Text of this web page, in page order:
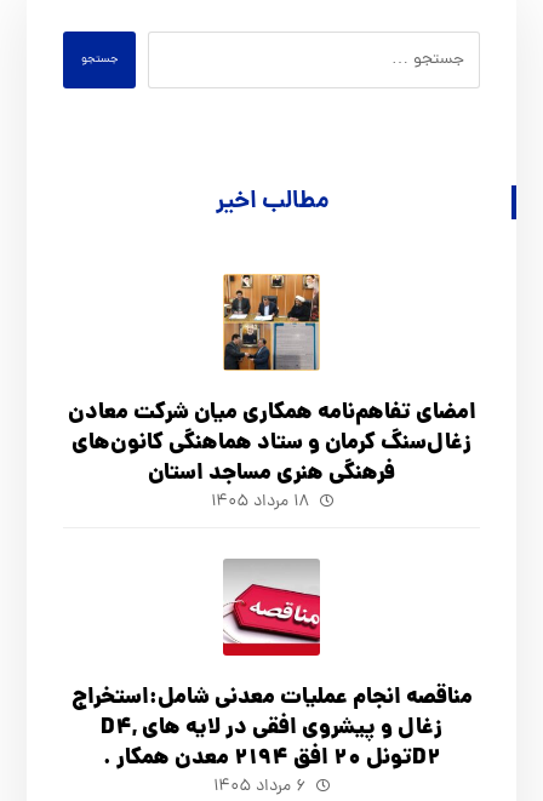
جستجو
مطالب اخیر
امضای تفاهم‌نامه همکاری میان شرکت معادن
زغال‌سنگ کرمان و ستاد هماهنگی کانون‌های
فرهنگی هنری مساجد استان
۱۸ مرداد ۱۴۰۵
مناقصه انجام عملیات معدنی شامل:استخراج
زغال و پیشروی افقی در لایه های D4,
D2تونل 20 افق 2194 معدن همکار .
۶ مرداد ۱۴۰۵